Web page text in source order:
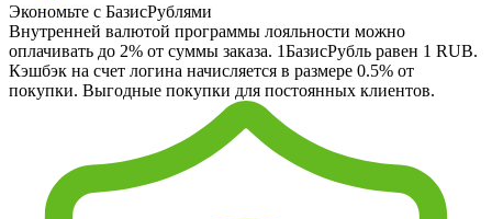
Экономьте с БазисРублями
Внутренней валютой программы лояльности можно
оплачивать до 2% от суммы заказа. 1БазисРубль равен 1 RUB.
Кэшбэк на счет логина начисляется в размере 0.5% от
покупки. Выгодные покупки для постоянных клиентов.